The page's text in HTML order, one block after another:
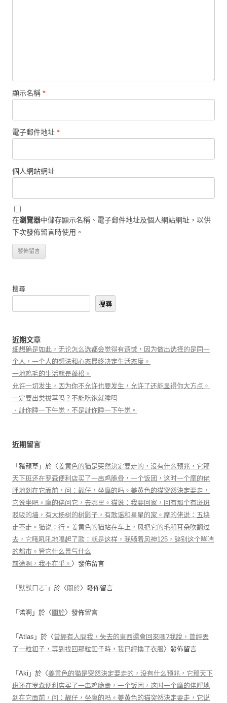
顯示名稱 *
電子郵件地址 *
個人網站網址
在瀏覽器中儲存顯示名稱、電子郵件地址及個人網站網址，以供
下次發佈留言時使用。
搜尋
搜尋
近期文章
细想确是如此，无论怎么选都会觉得有遗憾，因为做出选择的是同一
个人，一个人的想法和心态最终决定生活态度。
一地鸡毛的生活就是蓬松。
允许一切发生，因为你不允许也要发生，允许了还能显得你大方点。
一定要出类拔萃吗？不能吃饱就睡吗
、訨你睡一下午觉，不是訨你睡一下午觉。
近期留言
「 豬籠草 」於〈姜黄色的猫是突然決定要走的，没有什么预兆，它那
天下班还在罗森便利店买了一串鸡脆骨，一个饭团，这时一个摩的佬
呼地刹在它面前，问：靓仔，坐摩的吗。姜黄色的猫突然決定要走，
它说坐吧。摩的佬问它，去哪里。猫说：我要回家，回有那个有斑斑
驳驳的墙，有大杨树的树影子，有歌谣和星星的家。摩的佬说：五块
走不走。猫说：行。姜黄色的猫站在车上，风把它的毛和耳朵吹翻过
去，它哦吼吼地唱起了歌：就是这样，我骑着风神125，辞别这个哮喘
的都市。管它什么景气什么
前途啊，我不在乎。 〉發佈留言
「 默默ㄇㄛˋ 」於〈 關於〉發佈留言
「 诺啊 」於〈 關於〉發佈留言
「 Atlas 」於〈曾經有人問我，失去的東西還會回來嗎?我說，曾經丟
了一粒釦子，等到找回那粒釦子時，我已經換了衣服〉發佈留言
「 Aki 」於〈姜黄色的猫是突然決定要走的，没有什么预兆，它那天下
班还在罗森便利店买了一串鸡脆骨，一个饭团，这时一个摩的佬呼地
刹在它面前，问：靓仔，坐摩的吗。姜黄色的猫突然決定要走，它说